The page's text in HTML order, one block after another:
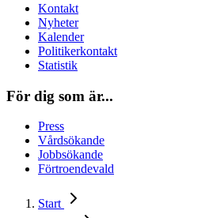
Kontakt
Nyheter
Kalender
Politikerkontakt
Statistik
För dig som är...
Press
Vårdsökande
Jobbsökande
Förtroendevald
Start